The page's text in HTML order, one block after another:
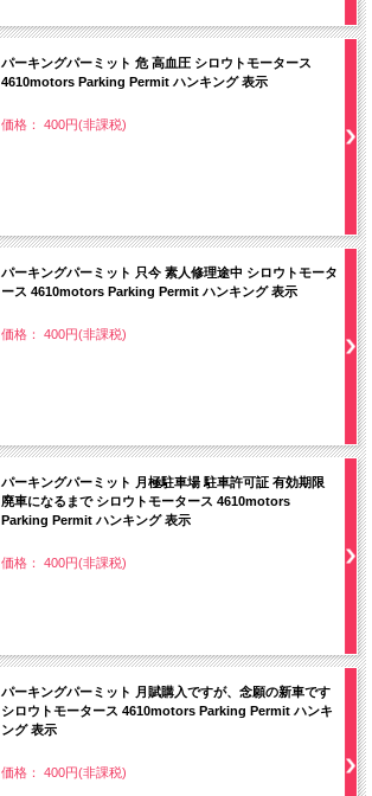
パーキングパーミット 危 高血圧 シロウトモータース
4610motors Parking Permit ハンキング 表示
価格： 400円(非課税)
パーキングパーミット 只今 素人修理途中 シロウトモータ
ース 4610motors Parking Permit ハンキング 表示
価格： 400円(非課税)
パーキングパーミット 月極駐車場 駐車許可証 有効期限
廃車になるまで シロウトモータース 4610motors
Parking Permit ハンキング 表示
価格： 400円(非課税)
パーキングパーミット 月賦購入ですが、念願の新車です
シロウトモータース 4610motors Parking Permit ハンキ
ング 表示
価格： 400円(非課税)